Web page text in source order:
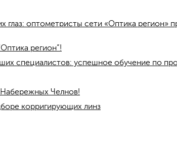
глаз: оптометристы сети «Оптика регион»
регион”!
специалистов: успешное обучение по
Челнов!
корригирующих линз